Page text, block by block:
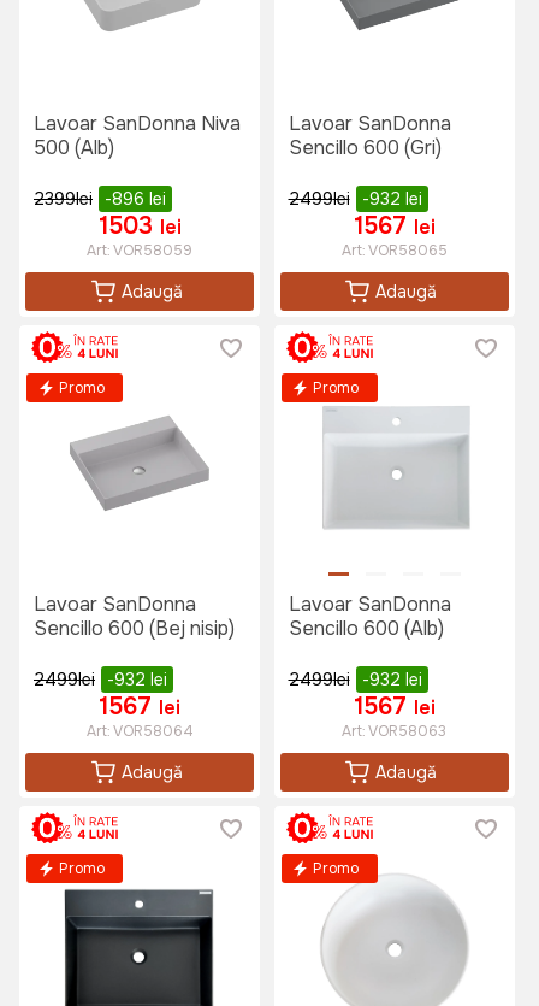
Lavoar SanDonna Niva
500 (Alb)
2399lei -896 lei
1503 lei
Art:VOR58059
Adaugă
Lavoar SanDonna
Sencillo 600 (Gri)
2499lei -932 lei
1567 lei
Art:VOR58065
Adaugă
Promo
Lavoar SanDonna
Sencillo 600 (Bej nisip)
2499lei -932 lei
1567 lei
Art:VOR58064
Adaugă
Promo
Lavoar SanDonna
Sencillo 600 (Alb)
2499lei -932 lei
1567 lei
Art:VOR58063
Adaugă
Promo Promo